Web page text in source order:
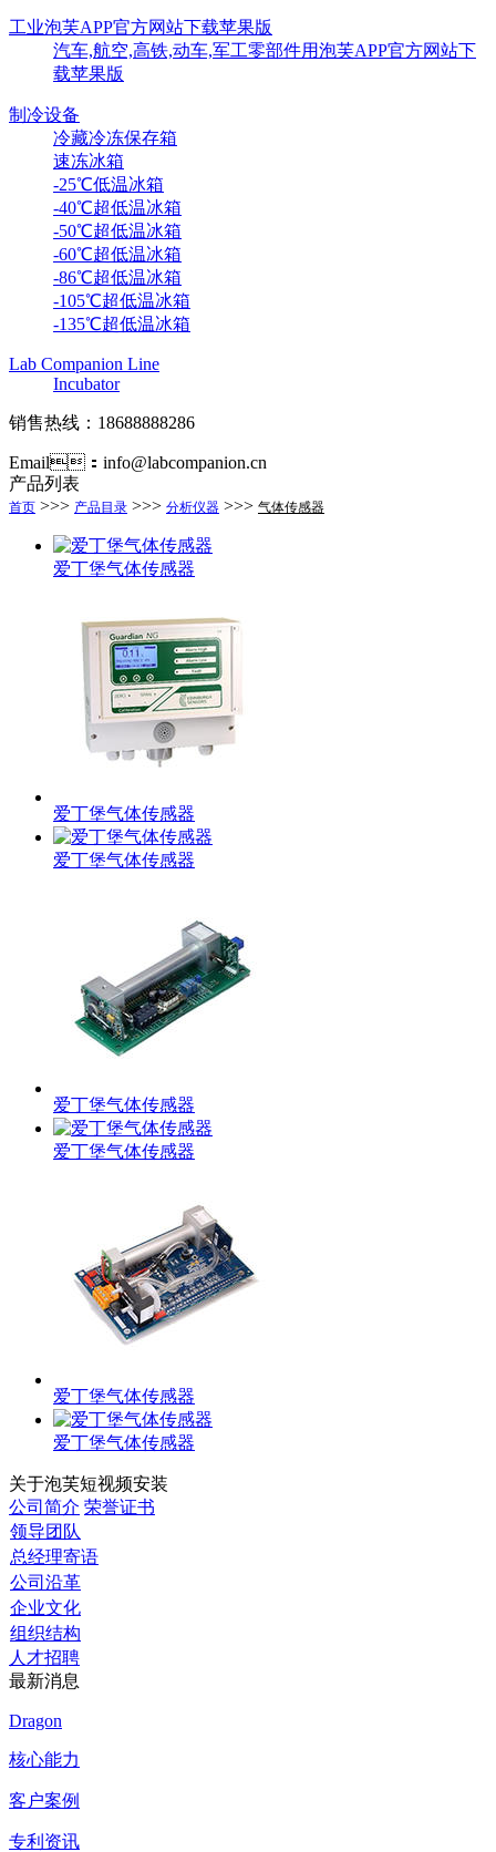
工业泡芙APP官方网站下载苹果版
汽车,航空,高铁,动车,军工零部件用泡芙APP官方网站下
载苹果版
制冷设备
冷藏冷冻保存箱
速冻冰箱
-25℃低温冰箱
-40℃超低温冰箱
-50℃超低温冰箱
-60℃超低温冰箱
-86℃超低温冰箱
-105℃超低温冰箱
-135℃超低温冰箱
Lab Companion Line
Incubator
销售热线：18688888286
Email：info@labcompanion.cn
产品列表
首页 >>> 产品目录 >>> 分析仪器 >>> 气体传感器
爱丁堡气体传感器
爱丁堡气体传感器
爱丁堡气体传感器
爱丁堡气体传感器
爱丁堡气体传感器
爱丁堡气体传感器
爱丁堡气体传感器
关于泡芙短视频安装
公司简介 荣誉证书
领导团队
总经理寄语
公司沿革
企业文化
组织结构
人才招聘
最新消息
Dragon
核心能力
客户案例
专利资讯